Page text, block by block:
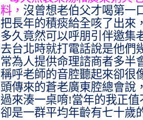
料， 沒曾想老伯父才喝第一
把長年的積痰給全咳了出來
多久竟然可以呼朋引伴邀集
去台北時就打電話說是他們
常為人提供命理諮商者多半
稱呼老師的音腔聽起來卻很
頭傳來的蒼老廣東腔總會說
過來湊一桌唷!當年的我正
卻是一群平均年齡有七十歲